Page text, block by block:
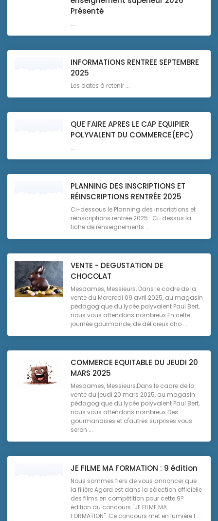
Présenté
...
INFORMATIONS RENTREE SEPTEMBRE
2025
Les dates à retenir ...
QUE FAIRE APRES LE CAP EQUIPIER
POLYVALENT DU COMMERCE(EPC)
...
PLANNING DES INSCRIPTIONS ET
RÉINSCRIPTIONS RENTRÉE 2025
Ci-dessous le Planning des inscriptions et
réinscriptions rentrée 2025 Ci-dessus la
fiche de renseignements ...
VENTE - DEGUSTATION DE
CHOCOLAT
Mesdames, Messieurs, Dans le cadre de la
vente du Mercredi 09 avril 2025, au magasin
pédagogique du lycée polyvalent Paul Bert,
nous vous attendons nombreux.En cette
journée gourmande, de délicieux cho ...
COMMERCE EQUITABLE DU JEUDI 20
MARS 2025
Mesdames, Messieurs,Dans le cadre de la
vente du jeudi 20 mars 2025, au magasin
pédagogique du lycée polyvalent Paul Bert,
nous vous attendons nombreux.Des
gourmandises et d'autres surprises vous
seron ...
JE FILME MA FORMATION : 9 édition
Nous sommes fiers de vous annoncer que
la filière Agora est dans la sélection officielle
des films en compétition pour cette 9?
édition du concours "JE FILME MA
FORMATION". Ce concours met en lumière l ...